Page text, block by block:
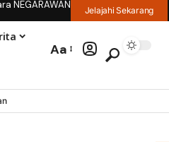
NEGARAWAN Jelajahi Sekarang
Aa